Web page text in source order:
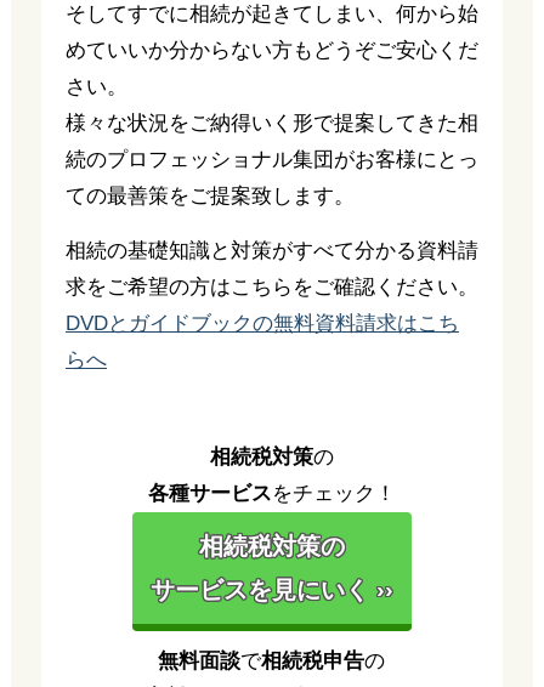
そしてすでに相続が起きてしまい、何から始
めていいか分からない方もどうぞご安心くだ
さい。
様々な状況をご納得いく形で提案してきた相
続のプロフェッショナル集団がお客様にとっ
ての最善策をご提案致します。
相続の基礎知識と対策がすべて分かる資料請
求をご希望の方はこちらをご確認ください。
DVDとガイドブックの無料資料請求はこち
らへ
相続税対策の
各種サービスをチェック！
相続税対策の
サービスを見にいく ››
無料面談で相続税申告の